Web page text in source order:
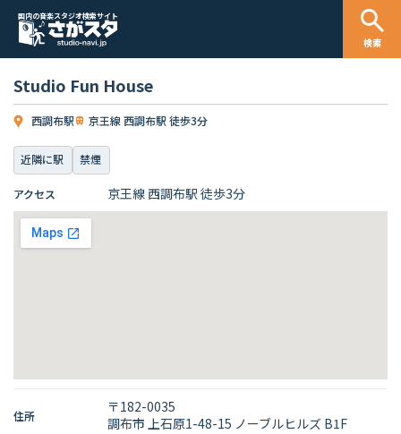
国内の音楽スタジオ検索サイト
検索
Studio Fun House
西調布駅 京王線 西調布駅 徒歩3分
近隣に駅 禁煙
アクセス 京王線 西調布駅 徒歩3分
住所
〒182-0035
調布市 上石原1-48-15 ノーブルヒルズ B1F